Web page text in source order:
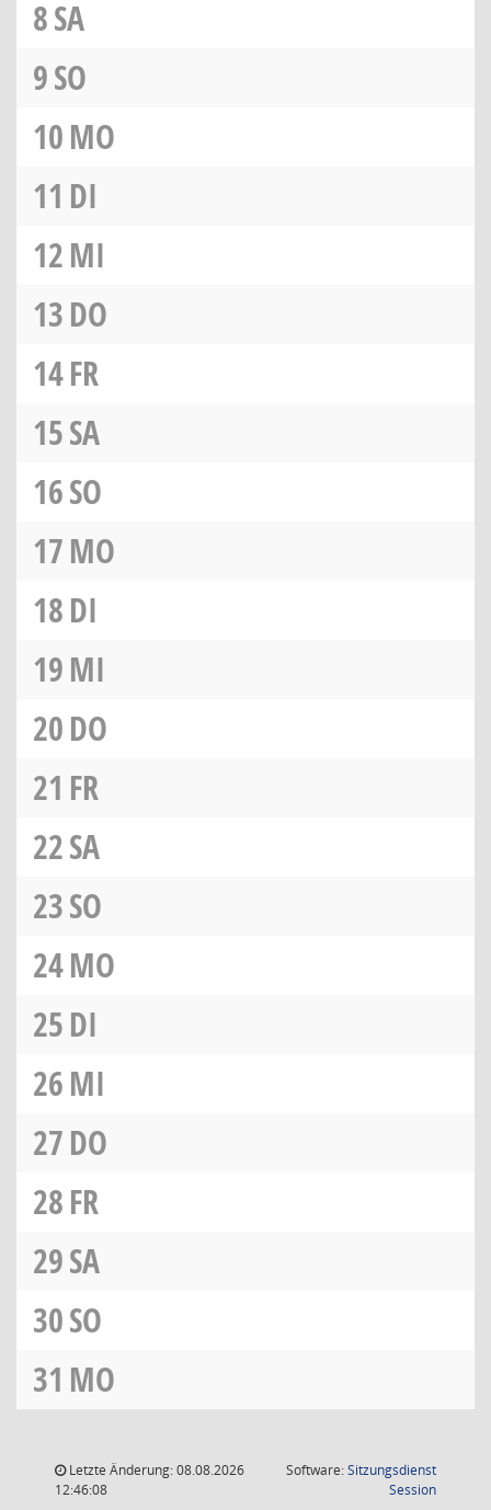
8SA
9SO
10MO
11 DI
12MI
13DO
14FR
15SA
16SO
17MO
18DI
19MI
20DO
21 FR
22SA
23SO
24MO
25DI
26MI
27DO
28FR
29SA
30SO
31 MO
Letzte Änderung: 08.08.2026
12:46:08
Software:Sitzungsdienst
Session(Wird in